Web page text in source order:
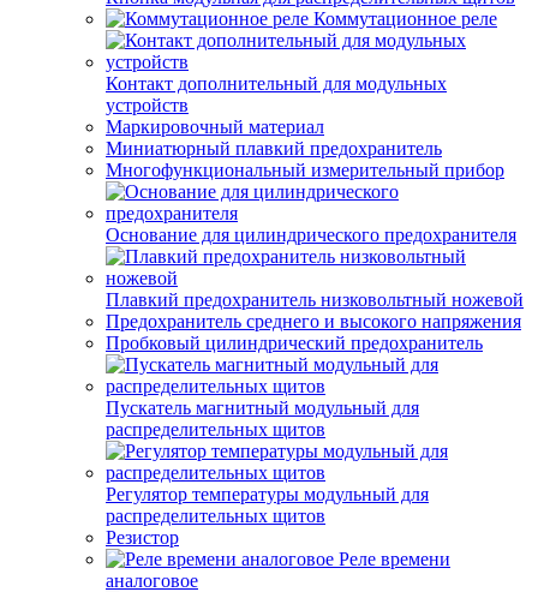
Коммутационное реле
Контакт дополнительный для модульных
устройств
Маркировочный материал
Миниатюрный плавкий предохранитель
Многофункциональный измерительный прибор
Основание для цилиндрического предохранителя
Плавкий предохранитель низковольтный ножевой
Предохранитель среднего и высокого напряжения
Пробковый цилиндрический предохранитель
Пускатель магнитный модульный для
распределительных щитов
Регулятор температуры модульный для
распределительных щитов
Резистор
Реле времени
аналоговое